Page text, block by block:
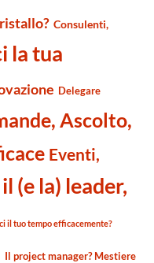
Consulenti,
la tua
Delegare
Ascolto,
Eventi,
(e la) leader,
il tuo tempo efficacemente?
Il project manager? Mestiere